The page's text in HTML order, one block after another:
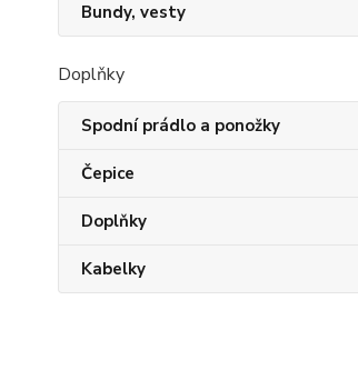
Bundy, vesty
Doplňky
Spodní prádlo a ponožky
Čepice
Doplňky
Kabelky